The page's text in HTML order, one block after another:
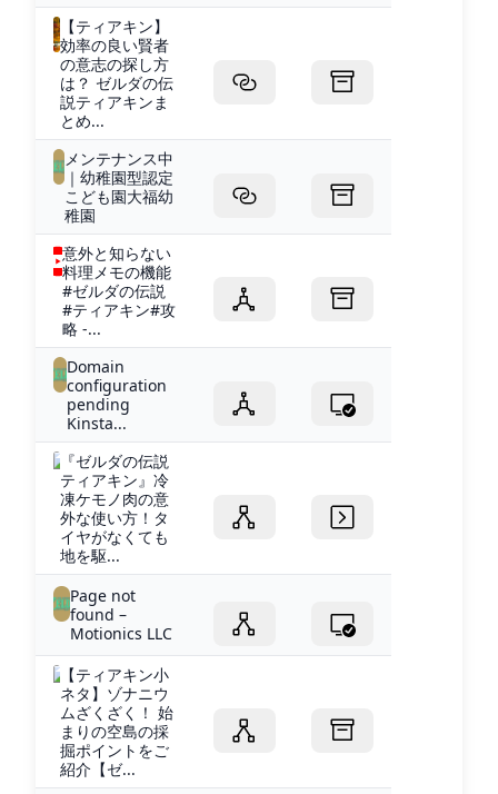
【ティアキン】
効率の良い賢者
の意志の探し方
は？ ゼルダの伝
説ティアキンま
とめ...
メンテナンス中
｜幼稚園型認定
こども園大福幼
稚園
意外と知らない
料理メモの機能
#ゼルダの伝説
#ティアキン#攻
略 -...
Domain
configuration
pending
Kinsta...
『ゼルダの伝説
ティアキン』冷
凍ケモノ肉の意
外な使い方！タ
イヤがなくても
地を駆...
Page not
found –
Motionics LLC
【ティアキン小
ネタ】ゾナニウ
ムざくざく！ 始
まりの空島の採
掘ポイントをご
紹介【ゼ...